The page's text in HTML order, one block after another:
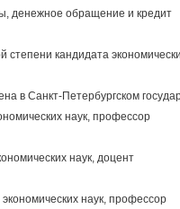
денежное обращение и кредит
степени кандидата
в Санкт-Петербургском
наук, профессор
наук, доцент
наук, профессор